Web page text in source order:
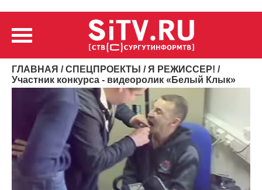
ГЛАВНАЯ /СПЕЦПРОЕКТЫ /Я РЕЖИССЕР! /
Участник конкурса - видеоролик «Белый Клык»